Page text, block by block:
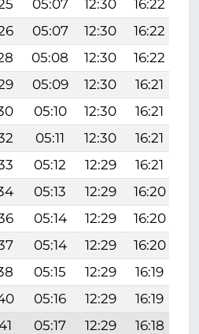
05:07 12:30 16:22
05:07 12:30 16:22
05:08 12:30 16:22
05:09 12:30 16:21
05:10 12:30 16:21
05:11 12:30 16:21
05:12 12:29 16:21
05:13 12:29 16:20
05:14 12:29 16:20
05:14 12:29 16:20
05:15 12:29 16:19
05:16 12:29 16:19
05:17 12:29 16:18